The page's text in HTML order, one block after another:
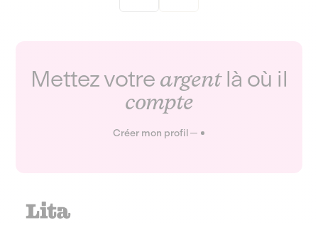
Mettez votre argentlà où il
compte
Créer mon profil